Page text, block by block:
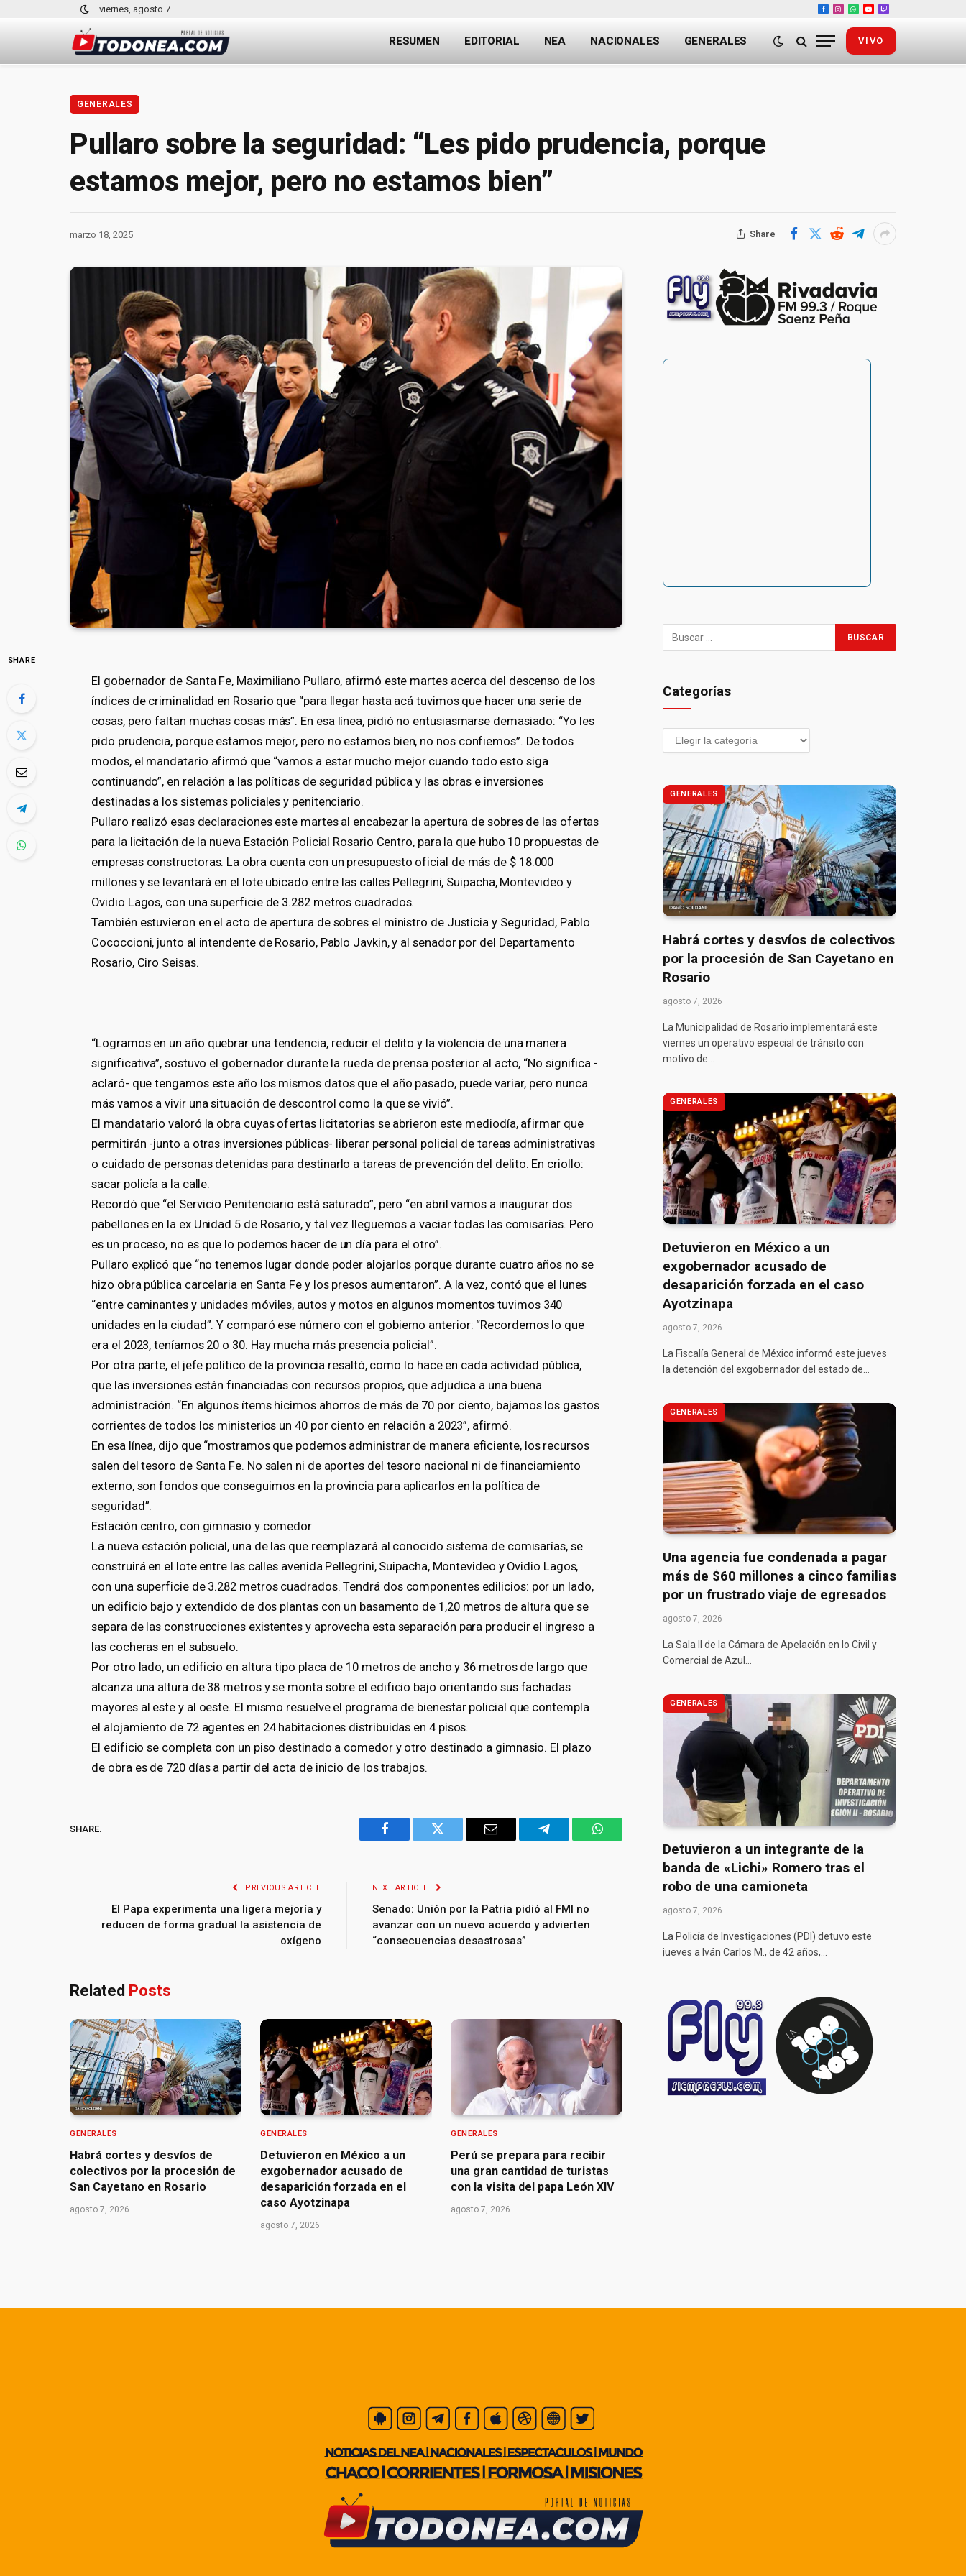
viernes, agosto 7
Facebook
Instagram
WhatsApp
YouTube
Twitch
RESUMEN EDITORIAL NEA NACIONALES GENERALES VIVO
GENERALES
Pullaro sobre la seguridad: “Les pido prudencia, porque
estamos mejor, pero no estamos bien”
marzo 18, 2025 Share
SHARE
El gobernador de Santa Fe, Maximiliano Pullaro, afirmó este martes acerca del descenso de los
índices de criminalidad en Rosario que “para llegar hasta acá tuvimos que hacer una serie de
cosas, pero faltan muchas cosas más”. En esa línea, pidió no entusiasmarse demasiado: “Yo les
pido prudencia, porque estamos mejor, pero no estamos bien, no nos confiemos”. De todos
modos, el mandatario afirmó que “vamos a estar mucho mejor cuando todo esto siga
continuando”, en relación a las políticas de seguridad pública y las obras e inversiones
destinadas a los sistemas policiales y penitenciario.
Pullaro realizó esas declaraciones este martes al encabezar la apertura de sobres de las ofertas
para la licitación de la nueva Estación Policial Rosario Centro, para la que hubo 10 propuestas de
empresas constructoras. La obra cuenta con un presupuesto oficial de más de $ 18.000
millones y se levantará en el lote ubicado entre las calles Pellegrini, Suipacha, Montevideo y
Ovidio Lagos, con una superficie de 3.282 metros cuadrados.
También estuvieron en el acto de apertura de sobres el ministro de Justicia y Seguridad, Pablo
Cococcioni, junto al intendente de Rosario, Pablo Javkin, y al senador por del Departamento
Rosario, Ciro Seisas.
“Logramos en un año quebrar una tendencia, reducir el delito y la violencia de una manera
significativa”, sostuvo el gobernador durante la rueda de prensa posterior al acto, “No significa -
aclaró- que tengamos este año los mismos datos que el año pasado, puede variar, pero nunca
más vamos a vivir una situación de descontrol como la que se vivió”.
El mandatario valoró la obra cuyas ofertas licitatorias se abrieron este mediodía, afirmar que
permitirán -junto a otras inversiones públicas- liberar personal policial de tareas administrativas
o cuidado de personas detenidas para destinarlo a tareas de prevención del delito. En criollo:
sacar policía a la calle.
Recordó que “el Servicio Penitenciario está saturado”, pero “en abril vamos a inaugurar dos
pabellones en la ex Unidad 5 de Rosario, y tal vez lleguemos a vaciar todas las comisarías. Pero
es un proceso, no es que lo podemos hacer de un día para el otro”.
Pullaro explicó que “no tenemos lugar donde poder alojarlos porque durante cuatro años no se
hizo obra pública carcelaria en Santa Fe y los presos aumentaron”. A la vez, contó que el lunes
“entre caminantes y unidades móviles, autos y motos en algunos momentos tuvimos 340
unidades en la ciudad”. Y comparó ese número con el gobierno anterior: “Recordemos lo que
era el 2023, teníamos 20 o 30. Hay mucha más presencia policial”.
Por otra parte, el jefe político de la provincia resaltó, como lo hace en cada actividad pública,
que las inversiones están financiadas con recursos propios, que adjudica a una buena
administración. “En algunos ítems hicimos ahorros de más de 70 por ciento, bajamos los gastos
corrientes de todos los ministerios un 40 por ciento en relación a 2023”, afirmó.
En esa línea, dijo que “mostramos que podemos administrar de manera eficiente, los recursos
salen del tesoro de Santa Fe. No salen ni de aportes del tesoro nacional ni de financiamiento
externo, son fondos que conseguimos en la provincia para aplicarlos en la política de
seguridad”.
Estación centro, con gimnasio y comedor
La nueva estación policial, una de las que reemplazará al conocido sistema de comisarías, se
construirá en el lote entre las calles avenida Pellegrini, Suipacha, Montevideo y Ovidio Lagos,
con una superficie de 3.282 metros cuadrados. Tendrá dos componentes edilicios: por un lado,
un edificio bajo y extendido de dos plantas con un basamento de 1,20 metros de altura que se
separa de las construcciones existentes y aprovecha esta separación para producir el ingreso a
las cocheras en el subsuelo.
Por otro lado, un edificio en altura tipo placa de 10 metros de ancho y 36 metros de largo que
alcanza una altura de 38 metros y se monta sobre el edificio bajo orientando sus fachadas
mayores al este y al oeste. El mismo resuelve el programa de bienestar policial que contempla
el alojamiento de 72 agentes en 24 habitaciones distribuidas en 4 pisos.
El edificio se completa con un piso destinado a comedor y otro destinado a gimnasio. El plazo
de obra es de 720 días a partir del acta de inicio de los trabajos.
SHARE.
Facebook Twitter Email Telegram WhatsApp
PREVIOUS ARTICLE
El Papa experimenta una ligera mejoría y
reducen de forma gradual la asistencia de
oxígeno
NEXT ARTICLE
Senado: Unión por la Patria pidió al FMI no
avanzar con un nuevo acuerdo y advierten
“consecuencias desastrosas”
Related Posts
GENERALES
Habrá cortes y desvíos de
colectivos por la procesión de
San Cayetano en Rosario
agosto 7, 2026
GENERALES
Detuvieron en México a un
exgobernador acusado de
desaparición forzada en el
caso Ayotzinapa
agosto 7, 2026
GENERALES
Perú se prepara para recibir
una gran cantidad de turistas
con la visita del papa León XIV
agosto 7, 2026
Categorías
GENERALES
Habrá cortes y desvíos de colectivos
por la procesión de San Cayetano en
Rosario
agosto 7, 2026
La Municipalidad de Rosario implementará este
viernes un operativo especial de tránsito con
motivo de…
GENERALES
Detuvieron en México a un
exgobernador acusado de
desaparición forzada en el caso
Ayotzinapa
agosto 7, 2026
La Fiscalía General de México informó este jueves
la detención del exgobernador del estado de…
GENERALES
Una agencia fue condenada a pagar
más de $60 millones a cinco familias
por un frustrado viaje de egresados
agosto 7, 2026
La Sala II de la Cámara de Apelación en lo Civil y
Comercial de Azul…
GENERALES
Detuvieron a un integrante de la
banda de «Lichi» Romero tras el
robo de una camioneta
agosto 7, 2026
La Policía de Investigaciones (PDI) detuvo este
jueves a Iván Carlos M., de 42 años,…